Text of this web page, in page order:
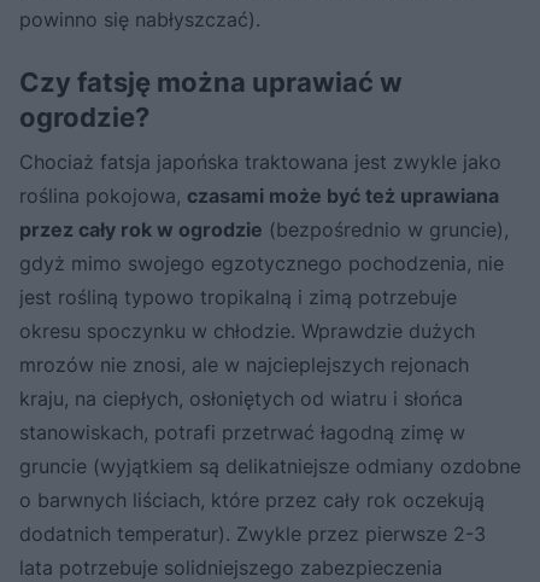
powinno się nabłyszczać).
Czy fatsję można uprawiać w
ogrodzie?
Chociaż fatsja japońska traktowana jest zwykle jako
roślina pokojowa, czasami może być też uprawiana
przez cały rok w ogrodzie (bezpośrednio w gruncie),
gdyż mimo swojego egzotycznego pochodzenia, nie
jest rośliną typowo tropikalną i zimą potrzebuje
okresu spoczynku w chłodzie. Wprawdzie dużych
mrozów nie znosi, ale w najcieplejszych rejonach
kraju, na ciepłych, osłoniętych od wiatru i słońca
stanowiskach, potrafi przetrwać łagodną zimę w
gruncie (wyjątkiem są delikatniejsze odmiany ozdobne
o barwnych liściach, które przez cały rok oczekują
dodatnich temperatur). Zwykle przez pierwsze 2-3
lata potrzebuje solidniejszego zabezpieczenia